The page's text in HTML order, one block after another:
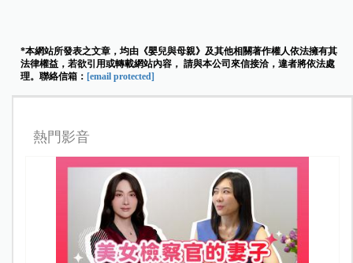
*本網站所發表之文章，均由《嬰兒與母親》及其他相關著作權人依法擁有其
法律權益，若欲引用或轉載網站內容， 請與本公司來信接洽，違者將依法處
理。聯絡信箱： [email protected]
熱門影音